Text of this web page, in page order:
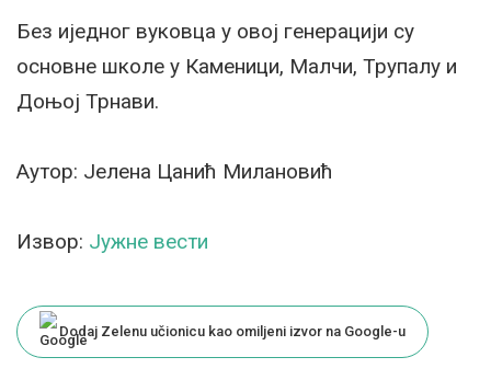
Без иједног вуковца у овој генерацији су
основне школе у Каменици, Малчи, Трупалу и
Доњој Трнави.
Аутор: Јелена Цанић Милановић
Извор: Јужне вести
Dodaj Zelenu učionicu kao omiljeni izvor na Google-u